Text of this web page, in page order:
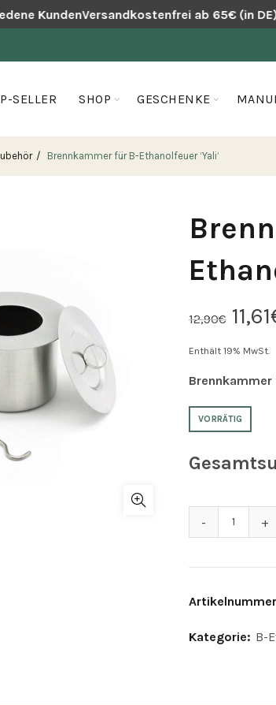
KundenVersandkostenfrei ab 65€ (in DE) |
SELLER SHOP GESCHENKE
Brennkammer für B-Ethanolfeuer ‘Yali’
12,90€
Preis
war:
11,61
Enthält 19% MwSt.
VORRÄTIG
Kategorie: B-